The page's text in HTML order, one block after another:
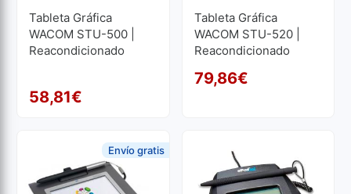
Tableta Gráfica
WACOM STU-500 |
Reacondicionado
58,81€
Tableta Gráfica
WACOM STU-520 |
Reacondicionado
79,86€
Envío gratis